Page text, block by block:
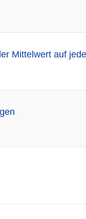
Mittelwert auf